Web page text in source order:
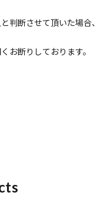
判断させて頂いた場合
お断りしております。